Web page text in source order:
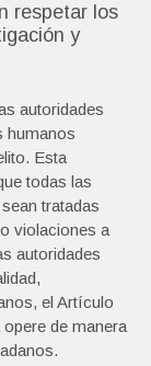
respetar los
y
autoridades
humanos
Esta
todas las
tratadas
violaciones a
autoridades
el Artículo
de manera